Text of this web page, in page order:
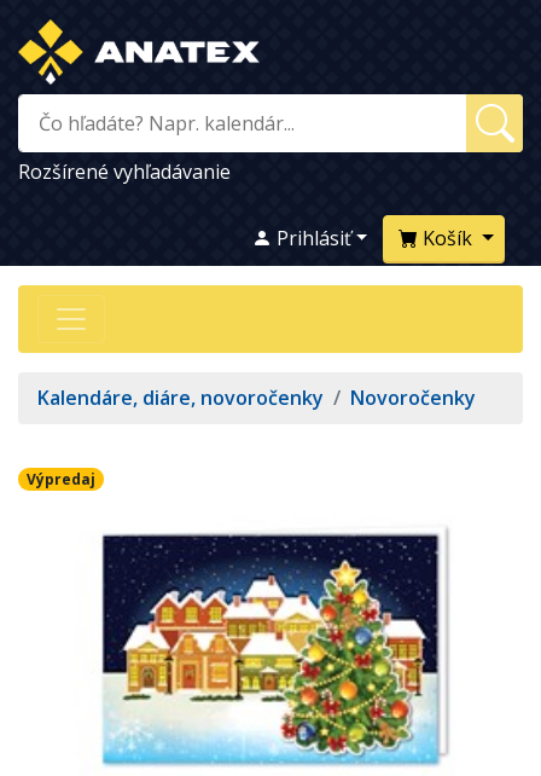
Rozšírené vyhľadávanie
Košík
Prihlásiť
Kalendáre, diáre, novoročenky / Novoročenky
Výpredaj